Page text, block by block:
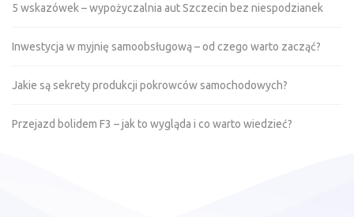
5 wskazówek – wypożyczalnia aut Szczecin bez niespodzianek
Inwestycja w myjnię samoobsługową – od czego warto zacząć?
Jakie są sekrety produkcji pokrowców samochodowych?
Przejazd bolidem F3 – jak to wygląda i co warto wiedzieć?